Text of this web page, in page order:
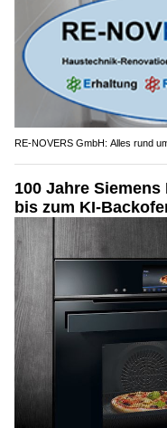
RE-NOVERS GmbH: Alles rund
100 Jahre
bis zum KI-